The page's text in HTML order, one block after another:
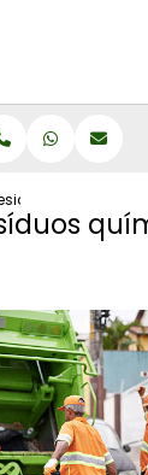
quimicos